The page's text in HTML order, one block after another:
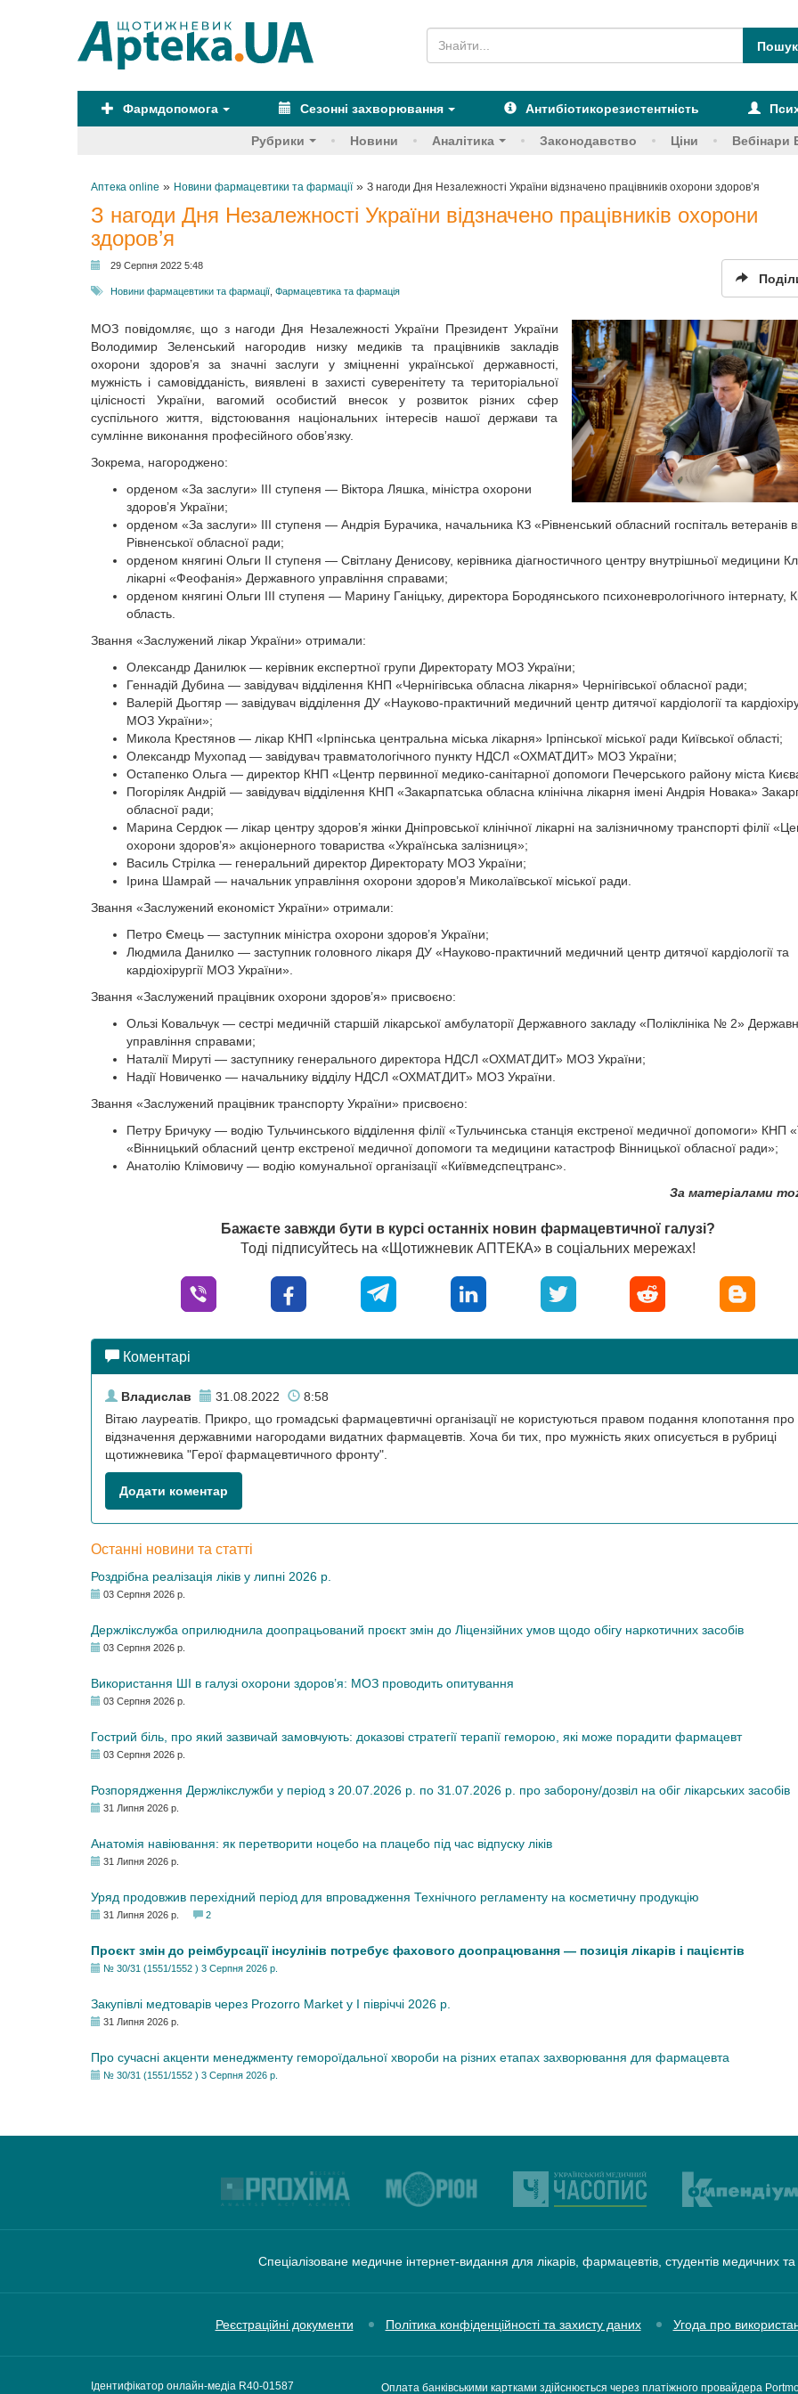
Фармдопомога Сезонні захворювання Антибіотикорезистентність
Рубрики Новини Аналітика Законодавство Ціни Вебінари
Аптека online » Новини фармацевтики та фармації» З нагоди Дня Незалежності України відзначено працівників охорони здоров’я
З нагоди Дня Незалежності України відзначено працівників охорони
здоров’я
29 Серпня 2022 5:48
Новини фармацевтики та фармації Фармацевтика та фармація
МОЗ повідомляє, що з нагоди Дня Незалежності України Президент України
Володимир Зеленський нагородив низку медиків та працівників закладів
охорони здоров’я за значні заслуги у зміцненні української державності,
мужність і самовідданість, виявлені в захисті суверенітету та територіальної
цілісності України, вагомий особистий внесок у розвиток різних сфер
суспільного життя, відстоювання національних інтересів нашої держави та
сумлінне виконання професійного обов’язку.
Зокрема, нагороджено:
орденом «За заслуги» ІІІ ступеня — Віктора Ляшка, міністра охорони
здоров’я України;
орденом «За заслуги» ІІІ ступеня — Андрія Бурачика, начальника КЗ «Рівненський обласний госпіталь ветеранів
Рівненської обласної ради;
орденом княгині Ольги ІІ ступеня — Світлану Денисову, керівника діагностичного центру внутрішньої медицини
лікарні «Феофанія» Державного управління справами;
орденом княгині Ольги ІІІ ступеня — Марину Ганіцьку, директора Бородянського психоневрологічного інтернату,
область.
Звання «Заслужений лікар України» отримали:
Олександр Данилюк — керівник експертної групи Директорату МОЗ України;
Геннадій Дубина — завідувач відділення КНП «Чернігівська обласна лікарня» Чернігівської обласної ради;
Валерій Дьогтяр — завідувач відділення ДУ «Науково-практичний медичний центр дитячої кардіології та
МОЗ України»;
Микола Крестянов — лікар КНП «Ірпінська центральна міська лікарня» Ірпінської міської ради Київської області;
Олександр Мухопад — завідувач травматологічного пункту НДСЛ «ОХМАТДИТ» МОЗ України;
Остапенко Ольга — директор КНП «Центр первинної медико-санітарної допомоги Печерського району міста
Погоріляк Андрій — завідувач відділення КНП «Закарпатська обласна клінічна лікарня імені Андрія Новака»
обласної ради;
Марина Сердюк — лікар центру здоров’я жінки Дніпровської клінічної лікарні на залізничному транспорті філії
охорони здоров’я» акціонерного товариства «Українська залізниця»;
Василь Стрілка — генеральний директор Директорату МОЗ України;
Ірина Шамрай — начальник управління охорони здоров’я Миколаївської міської ради.
Звання «Заслужений економіст України» отримали:
Петро Ємець — заступник міністра охорони здоров’я України;
Людмила Данилко — заступник головного лікаря ДУ «Науково-практичний медичний центр дитячої кардіології та
кардіохірургії МОЗ України».
Звання «Заслужений працівник охорони здоров’я» присвоєно:
Ользі Ковальчук — сестрі медичній старшій лікарської амбулаторії Державного закладу «Поліклініка № 2»
управління справами;
Наталії Мируті — заступнику генерального директора НДСЛ «ОХМАТДИТ» МОЗ України;
Надії Новиченко — начальнику відділу НДСЛ «ОХМАТДИТ» МОЗ України.
Звання «Заслужений працівник транспорту України» присвоєно:
Петру Бричуку — водію Тульчинського відділення філії «Тульчинська станція екстреної медичної допомоги»
«Вінницький обласний центр екстреної медичної допомоги та медицини катастроф Вінницької обласної ради»;
Анатолію Клімовичу — водію комунальної організації «Київмедспецтранс».
За матеріалами
Бажаєте завжди бути в курсі останніх новин фармацевтичної галузі?
Тоді підписуйтесь на «Щотижневик АПТЕКА» в соціальних мережах!
Коментарі
Владислав 31.08.2022
8:58
Вітаю лауреатів. Прикро, що громадські фармацевтичні організації не користуються правом подання клопотання про
відзначення державними нагородами видатних фармацевтів. Хоча би тих, про мужність яких описується в рубриці
щотижневика "Герої фармацевтичного фронту".
Додати коментар
Останні новини та статті
Роздрібна реалізація ліків у липні 2026 р.
03 Серпня 2026 р.
Держлікслужба оприлюднила доопрацьований проєкт змін до Ліцензійних умов щодо обігу наркотичних засобів
03 Серпня 2026 р.
Використання ШІ в галузі охорони здоров’я: МОЗ проводить опитування
03 Серпня 2026 р.
Гострий біль, про який зазвичай замовчують: доказові стратегії терапії геморою, які може порадити фармацевт
03 Серпня 2026 р.
Розпорядження Держлікслужби у період з 20.07.2026 р. по 31.07.2026 р. про заборону/дозвіл на обіг лікарських засобів
31 Липня 2026 р.
Анатомія навіювання: як перетворити ноцебо на плацебо під час відпуску ліків
31 Липня 2026 р.
Уряд продовжив перехідний період для впровадження Технічного регламенту на косметичну продукцію
31 Липня 2026 р. 2
Проєкт змін до реімбурсації інсулінів потребує фахового доопрацювання — позиція лікарів і пацієнтів
№ 30/31 (1551/1552 ) 3 Серпня 2026 р.
Закупівлі медтоварів через Prozorro Market у I півріччі 2026 р.
31 Липня 2026 р.
Про сучасні акценти менеджменту гемороїдальної хвороби на різних етапах захворювання для фармацевта
№ 30/31 (1551/1552 ) 3 Серпня 2026 р.
Спеціалізоване медичне інтернет-видання для лікарів, фармацевтів, студентів медичних
Реєстраційні документи Політика конфіденційності та захисту даних Угода про
Ідентифікатор онлайн-медіа R40-01587 Оплата банківськими картками здійснюється через платіжного провайдера